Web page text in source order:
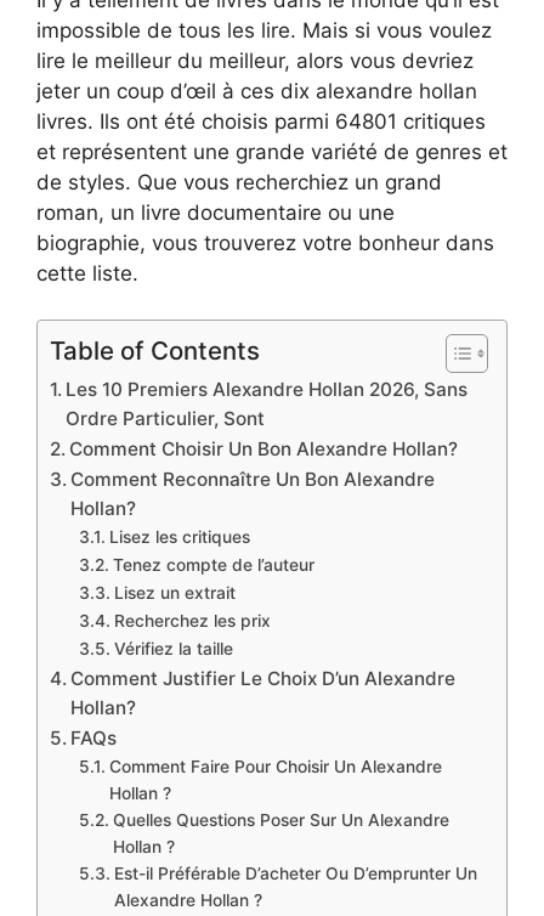
impossible de tous les lire. Mais si vous voulez
lire le meilleur du meilleur, alors vous devriez
jeter un coup d’œil à ces dix alexandre hollan
livres. Ils ont été choisis parmi 64801 critiques
et représentent une grande variété de genres et
de styles. Que vous recherchiez un grand
roman, un livre documentaire ou une
biographie, vous trouverez votre bonheur dans
cette liste.
Table of Contents
Les 10 Premiers Alexandre Hollan 2026, Sans
Ordre Particulier, Sont
Comment Choisir Un Bon Alexandre Hollan?
Comment Reconnaître Un Bon Alexandre
Hollan?
Lisez les critiques
Tenez compte de l’auteur
Lisez un extrait
Recherchez les prix
Vérifiez la taille
Comment Justifier Le Choix D’un Alexandre
Hollan?
FAQs
Comment Faire Pour Choisir Un Alexandre
Hollan ?
Quelles Questions Poser Sur Un Alexandre
Hollan ?
Est-il Préférable D’acheter Ou D’emprunter Un
Alexandre Hollan ?